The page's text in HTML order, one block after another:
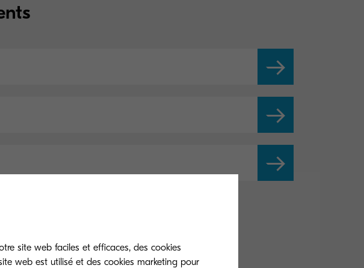
site web faciles et efficaces, des cookies
web est utilisé et des cookies marketing pour